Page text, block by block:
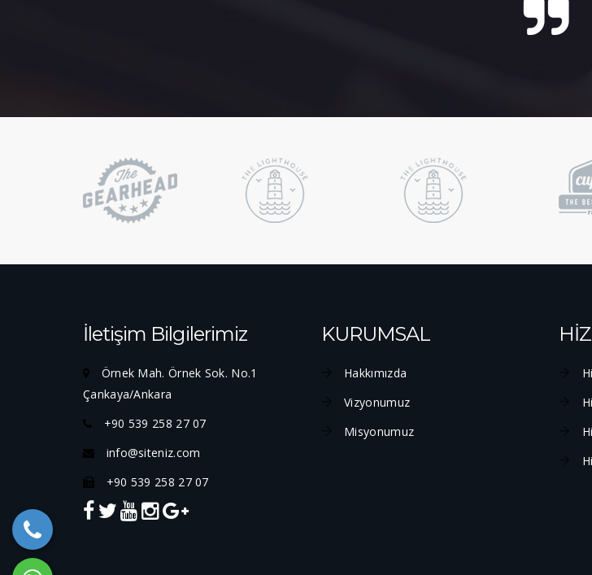
İletişim Bilgilerimiz
Örnek Mah. Örnek Sok. No.1
Çankaya/Ankara
+90 539 258 27 07
info@siteniz.com
+90 539 258 27 07
KURUMSAL
Hakkımızda
Vizyonumuz
Misyonumuz